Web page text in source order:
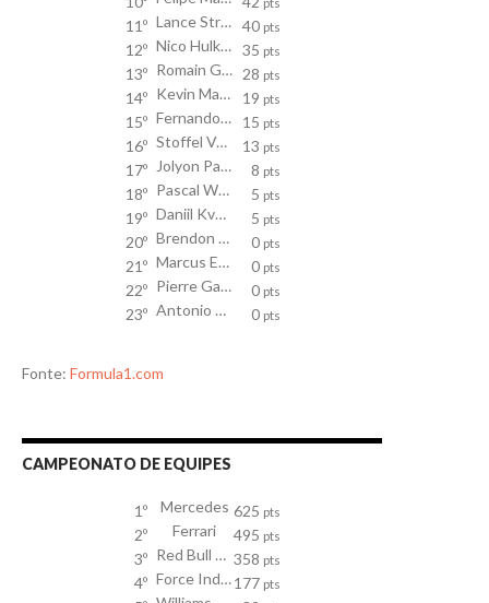
11º Lance Stroll 40 pts
12º Nico Hulkenberg 35 pts
13º Romain Grosjean 28 pts
14º Kevin Magnussen 19 pts
15º Fernando Alonso 15 pts
16º Stoffel Vandoorne 13 pts
17º Jolyon Palmer 8 pts
18º Pascal Wehrlein 5 pts
19º Daniil Kvyat 5 pts
20º Brendon Hartley 0 pts
21º Marcus Ericsson 0 pts
22º Pierre Gasly 0 pts
23º Antonio Giovinazzi 0 pts
Fonte: Formula1.com
CAMPEONATO DE EQUIPES
1º Mercedes 625 pts
2º Ferrari 495 pts
3º Red Bull Racing TAG Heuer 358 pts
4º Force India Mercedes177 pts